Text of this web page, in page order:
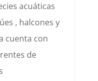
acuáticas
, halcones y
cuenta con
de